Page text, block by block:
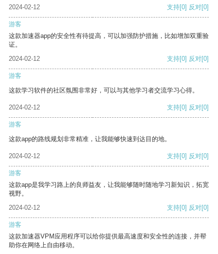
2024-02-12
支持[0] 反对[0]
游客
这款加速器app的安全性有待提高，可以加强防护措施，比如增加双重验
证。
2024-02-12
支持[0] 反对[0]
游客
这款学习软件的社区氛围非常好，可以与其他学习者交流学习心得。
2024-02-12 支持[0] 反对[0]
游客
这款app的路线规划非常精准，让我能够快速到达目的地。
2024-02-12 支持[0] 反对[0]
游客
这款app是我学习路上的良师益友，让我能够随时随地学习新知识，拓宽
视野。
2024-02-12
支持[0] 反对[0]
游客
这款加速器VPM应用程序可以给你提供最高速度和安全性的连接，并帮
助你在网络上自由移动。